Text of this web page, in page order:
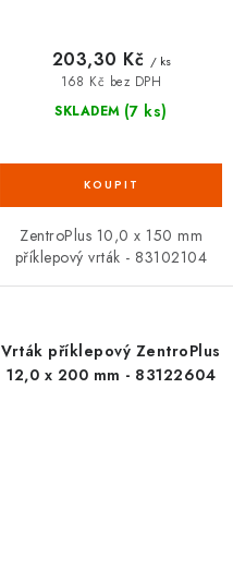
SKLADEM (7 ks)
168 Kč bez DPH
203,30 Kč / ks
ZentroPlus 10,0 x 150 mm
příklepový vrták - 83102104
Vrták příklepový ZentroPlus
12,0 x 200 mm - 83122604